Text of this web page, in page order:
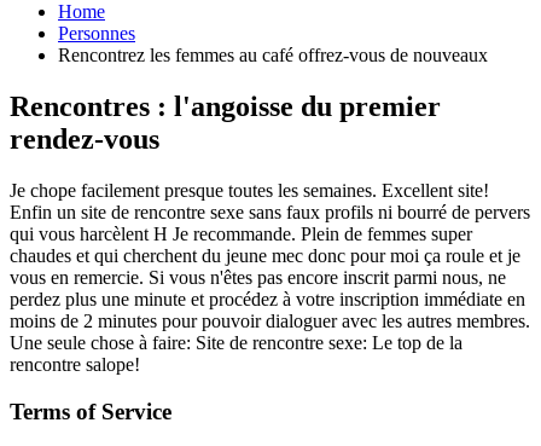
Home
Personnes
Rencontrez les femmes au café offrez-vous de nouveaux
Rencontres : l'angoisse du premier
rendez-vous
Je chope facilement presque toutes les semaines. Excellent site!
Enfin un site de rencontre sexe sans faux profils ni bourré de pervers
qui vous harcèlent H Je recommande. Plein de femmes super
chaudes et qui cherchent du jeune mec donc pour moi ça roule et je
vous en remercie. Si vous n'êtes pas encore inscrit parmi nous, ne
perdez plus une minute et procédez à votre inscription immédiate en
moins de 2 minutes pour pouvoir dialoguer avec les autres membres.
Une seule chose à faire: Site de rencontre sexe: Le top de la
rencontre salope!
Terms of Service